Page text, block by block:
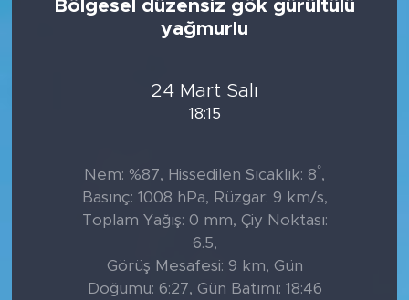
Bölgesel düzensiz gök gürültülü
yağmurlu
24 Mart Salı
18:15
Nem: %87, Hissedilen Sıcaklık: 8°,
Basınç: 1008 hPa, Rüzgar: 9 km/s,
Toplam Yağış: 0 mm, Çiy Noktası:
6.5,
Görüş Mesafesi: 9 km, Gün
Doğumu: 6:27, Gün Batımı: 18:46